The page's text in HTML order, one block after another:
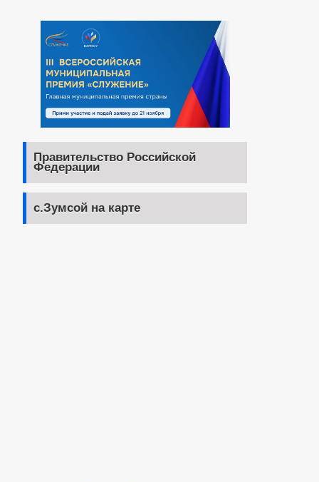
Правительство Российской
Федерации
с.Зумсой на карте